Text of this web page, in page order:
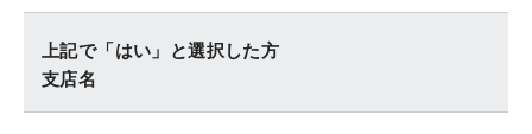
上記で「はい」と選択した方
支店名